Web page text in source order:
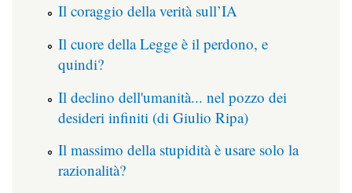
Il coraggio della verità sull’IA
Il cuore della Legge è il perdono, e
quindi?
Il declino dell'umanità... nel pozzo dei
desideri infiniti (di Giulio Ripa)
Il massimo della stupidità è usare solo la
razionalità?